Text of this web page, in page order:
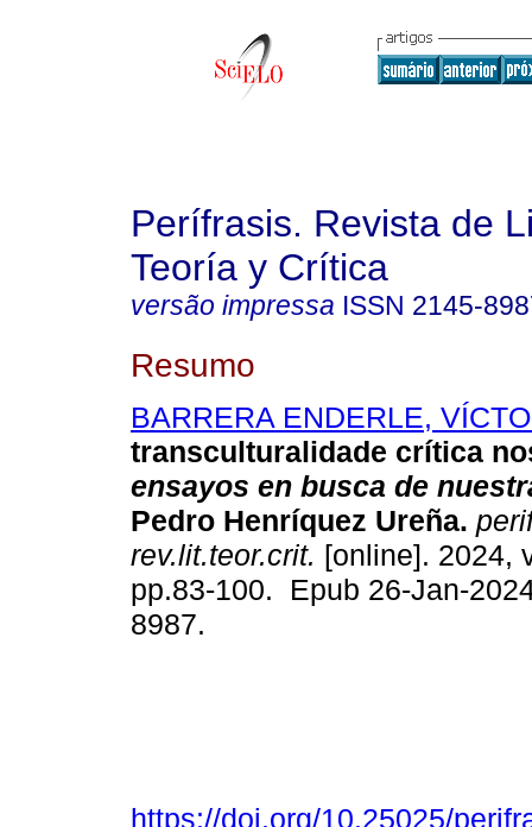
Perífrasis. Revista de
Teoría y Crítica
versão impressa ISSN 2145-
Resumo
BARRERA ENDERLE,
transculturalidade crítica
ensayos en busca de
Pedro Henríquez Ureña.
rev.lit.teor.crit. [online]. 2024,
pp.83-100. Epub 26-Jan-
8987.
https://doi.org/10.25025/